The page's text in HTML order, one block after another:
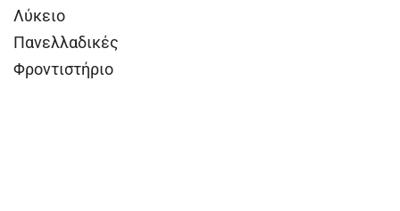
Λύκειο
Πανελλαδικές
Φροντιστήριο